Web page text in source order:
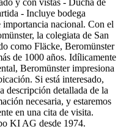
- Incluye bodega
nacional. Con el
la colegiata de San
como Fläcke, Beromünster
de 1000 años. Idílicamente
Beromünster impresiona
Si está interesado,
descripción detallada de la
necesaria, y estaremos
en una cita de visita.
KI AG desde 1974.